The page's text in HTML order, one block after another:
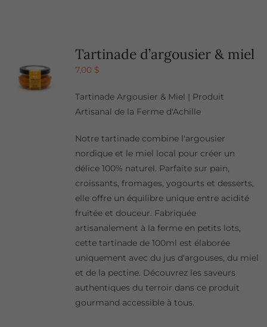
Tartinade d’argousier & miel
7,00 $
Tartinade Argousier & Miel | Produit
Artisanal de la Ferme d'Achille
Notre tartinade combine l'argousier
nordique et le miel local pour créer un
délice 100% naturel. Parfaite sur pain,
croissants, fromages, yogourts et desserts,
elle offre un équilibre unique entre acidité
fruitée et douceur. Fabriquée
artisanalement à la ferme en petits lots,
cette tartinade de 100ml est élaborée
uniquement avec du jus d'argouses, du miel
et de la pectine. Découvrez les saveurs
authentiques du terroir dans ce produit
gourmand accessible à tous.